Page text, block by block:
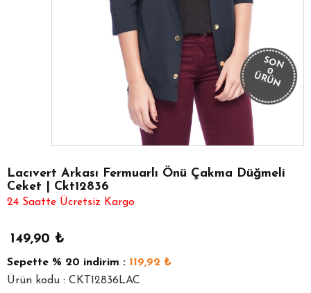
SON
0
ÜRÜN
Lacıvert Arkası Fermuarlı Önü Çakma Düğmeli
Ceket | Ckt12836
24 Saatte Ücretsiz Kargo
149,90 ₺
Sepette % 20 indirim : 119,92 ₺
Ürün kodu : CKT12836LAC